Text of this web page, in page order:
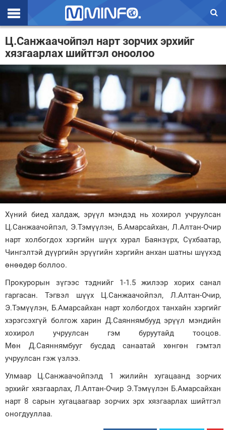
Эхлэл
Цаг агаар
Валют ханш
Улс төр
Эдийн засаг
Үзэл бодол
Спорт
Нийгэм
Дэлхий
Зурхай
Ц.Санжаачойпэл нарт зорчих эрхийг
хязгаарлах шийтгэл оноолоо
Хүний биед халдаж, эрүүл мэндэд нь хохирол учруулсан
Ц.Санжаачойпэл, Э.Тэмүүлэн, Б.Амарсайхан, Л.Алтан-Очир
нарт холбогдох хэргийн шүүх хурал Баянзүрх, Сүхбаатар,
Чингэлтэй дүүргийн эрүүгийн хэргийн анхан шатны шүүхэд
өнөөдөр боллоо.
Прокурорын зүгээс тэднийг 1-1.5 жилээр хорих санал
гаргасан. Тэгвэл шүүх Ц.Санжаачойпэл, Л.Алтан-Очир,
Э.Тэмүүлэн, Б.Амарсайхан нарт холбогдох танхайн хэргийг
хэрэгсэхгүй болгож харин Д.Саяннямбууд эрүүл мэндийн
хохирол учруулсан гэм буруутайд тооцов.
Мөн Д.Саяннямбууг бусдад санаатай хөнгөн гэмтэл
учруулсан гэж үзлээ.
Улмаар Ц.Санжаачойпэлд 1 жилийн хугацаанд зорчих
эрхийг хязгаарлах, Л.Алтан-Очир Э.Тэмүүлэн Б.Амарсайхан
нарт 8 сарын хугацаагаар зорчих эрх хязгаарлах шийтгэл
оногдууллаа.